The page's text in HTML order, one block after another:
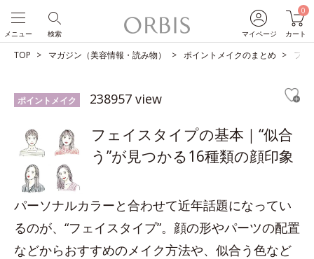
マイページ
0
カート
検索
メニュー
TOP マガジン（美容情報・読み物） ポイントメイクのまとめ フェ
ポイントメイク 238957 view
フェイスタイプの基本｜“似合
う”が見つかる16種類の顔印象
パーソナルカラーと合わせて近年話題になってい
るのが、“フェイスタイプ”。顔の形やパーツの配置
などからおすすめのメイク方法や、似合う色など